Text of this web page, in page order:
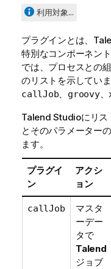
a
l
a
b
i
l
t
y
-
n
e
利用対象...
プラグインとは、
特別なコンポーネン
では、プロセスとの
のリストを示してい
callJob、 groovy、
Talend Studioにリス
とそのパラメーター
ます。
プラグイ
ン
アクシ
ョン
callJob
マスタ
ーデー
タで
Talend
ジョブ